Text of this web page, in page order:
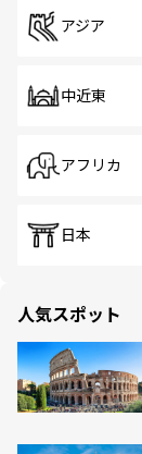
アジア
中近東
アフリカ
日本
人気スポット